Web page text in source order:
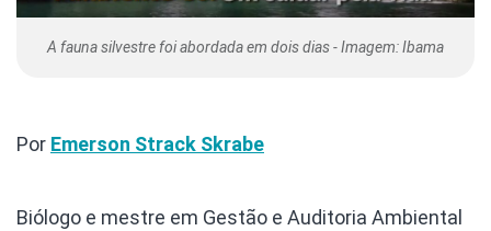
Túnel do
Universo
A fauna silvestre foi abordada em dois dias - Imagem: Ibama
Por Emerson Strack Skrabe
Biólogo e mestre em Gestão e Auditoria Ambiental